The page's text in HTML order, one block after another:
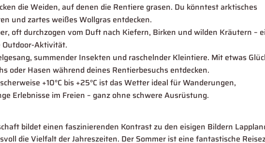
die Weiden, auf denen die Rentiere grasen. Du könntest arktisches
und zartes weißes Wollgras entdecken.
oft durchzogen vom Duft nach Kiefern, Birken und wilden Kräutern –
Outdoor-Aktivität.
summender Insekten und raschelnder Kleintiere. Mit etwas
oder Hasen während deines Rentierbesuchs entdecken.
+10°C bis +25°C ist das Wetter ideal für Wanderungen,
Erlebnisse im Freien – ganz ohne schwere Ausrüstung.
bildet einen faszinierenden Kontrast zu den eisigen Bildern
die Vielfalt der Jahreszeiten. Der Sommer ist eine fantastische